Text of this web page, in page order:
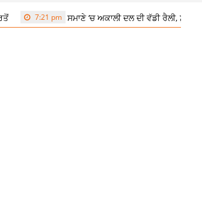
7:21 pm ਸਮਾਣੇ ‘ਚ ਅਕਾਲੀ ਦਲ ਦੀ ਵੱਡੀ ਰੈਲੀ,